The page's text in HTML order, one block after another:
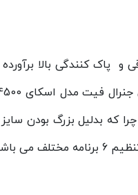
پاک کنندگی بالا
مخزن 15 لیتری مکش بسیار بالایی دارد